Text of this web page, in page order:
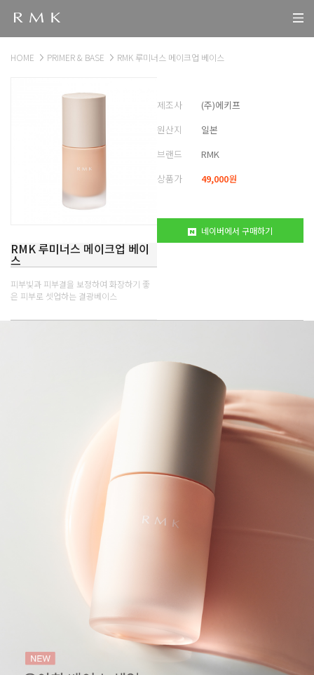
HOME PRIMER & BASE RMK 루미너스 메이크업 베이스
RMK 루미너스 메이크업 베이
스
피부빛과 피부결을 보정하여 화장하기 좋
은 피부로 셋업하는 결광베이스
제조사
(주)에키프
원산지
일본
브랜드
RMK
상품가
49,000원
네이버에서 구매하기